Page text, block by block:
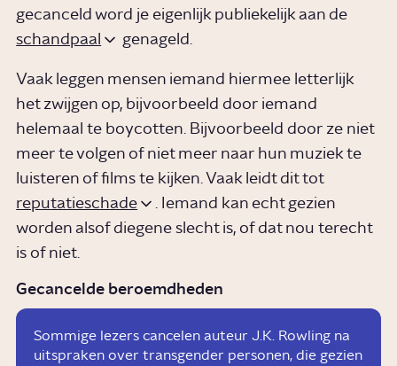
gecanceld word je eigenlijk publiekelijk aan de
schandpaal
genageld.
Vaak leggen mensen iemand hiermee letterlijk
het zwijgen op, bijvoorbeeld door iemand
helemaal te boycotten. Bijvoorbeeld door ze niet
meer te volgen of niet meer naar hun muziek te
luisteren of films te kijken. Vaak leidt dit tot
reputatieschade
. Iemand kan echt gezien
worden alsof diegene slecht is, of dat nou terecht
is of niet.
Gecancelde beroemdheden
Sommige lezers cancelen auteur J.K. Rowling na
uitspraken over transgender personen, die gezien